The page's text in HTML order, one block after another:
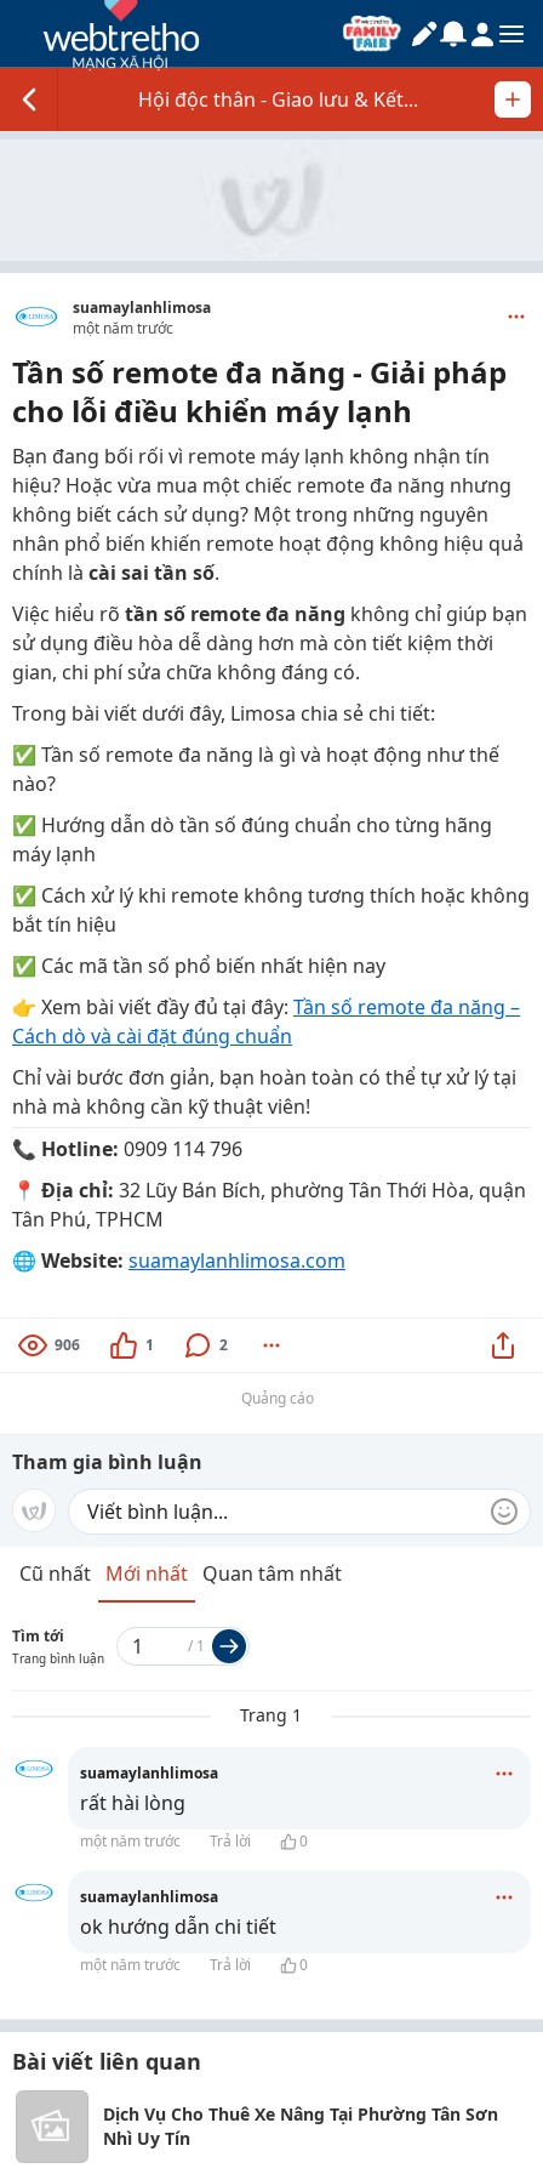
Hội độc thân - Giao lưu & Kết...
suamaylanhlimosa
một năm trước
Tần số remote đa năng - Giải pháp
cho lỗi điều khiển máy lạnh
Bạn đang bối rối vì remote máy lạnh không nhận tín
hiệu? Hoặc vừa mua một chiếc remote đa năng nhưng
không biết cách sử dụng? Một trong những nguyên
nhân phổ biến khiến remote hoạt động không hiệu quả
chính là cài sai tần số.
Việc hiểu rõ tần số remote đa năng không chỉ giúp bạn
sử dụng điều hòa dễ dàng hơn mà còn tiết kiệm thời
gian, chi phí sửa chữa không đáng có.
Trong bài viết dưới đây, Limosa chia sẻ chi tiết:
✅ Tần số remote đa năng là gì và hoạt động như thế
nào?
✅ Hướng dẫn dò tần số đúng chuẩn cho từng hãng
máy lạnh
✅ Cách xử lý khi remote không tương thích hoặc không
bắt tín hiệu
✅ Các mã tần số phổ biến nhất hiện nay
👉 Xem bài viết đầy đủ tại đây: Tần số remote đa năng –
Cách dò và cài đặt đúng chuẩn
Chỉ vài bước đơn giản, bạn hoàn toàn có thể tự xử lý tại
nhà mà không cần kỹ thuật viên!
📞 Hotline: 0909 114 796
📍 Địa chỉ: 32 Lũy Bán Bích, phường Tân Thới Hòa, quận
Tân Phú, TPHCM
🌐 Website: suamaylanhlimosa.com
906 1 2
Quảng cáo
Tham gia bình luận
Cũ nhất Mới nhất Quan tâm nhất
Tìm tới
Trang bình luận
/ 1
Trang 1
suamaylanhlimosa
rất hài lòng
một năm trước Trả lời 0
suamaylanhlimosa
ok hướng dẫn chi tiết
một năm trước Trả lời 0
Bài viết liên quan
Dịch Vụ Cho Thuê Xe Nâng Tại Phường Tân Sơn
Nhì Uy Tín